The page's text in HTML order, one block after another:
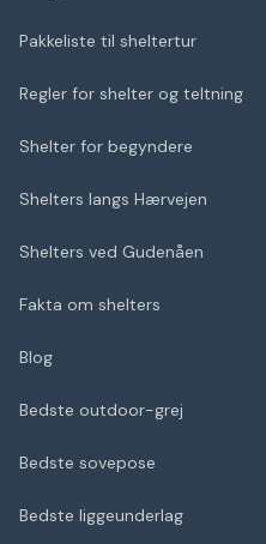
Pakkeliste til sheltertur
Regler for shelter og teltning
Shelter for begyndere
Shelters langs Hærvejen
Shelters ved Gudenåen
Fakta om shelters
Blog
Bedste outdoor-grej
Bedste sovepose
Bedste liggeunderlag